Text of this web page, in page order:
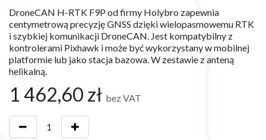
DroneCAN H-RTK F9P od firmy Holybro zapewnia
centymetrową precyzję GNSS dzięki wielopasmowemu RTK
i szybkiej komunikacji DroneCAN. Jest kompatybilny z
kontrolerami Pixhawk i może być wykorzystany w mobilnej
platformie lub jako stacja bazowa. W zestawie z anteną
helikalną.
1 462,60 zł bez VAT